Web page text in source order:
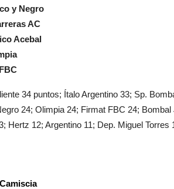
y Negro
AC
Acebal
34 puntos; Ítalo Argentino 33; Sp.
24; Olimpia 24; Firmat FBC 24;
Hertz 12; Argentino 11; Dep. Miguel Torres